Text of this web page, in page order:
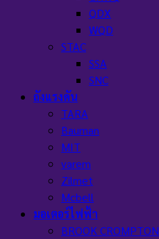
QDX
WQD
STAC
SSA
SNC
ถังแรงดัน
TARA
Bauman
MIT
varem
Zilmet
Mcbell
มอเตอร์ไฟฟ้า
BROOK CROMPTON